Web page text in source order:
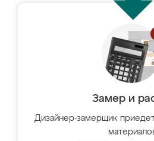
Замер и
Дизайнер-замерщик